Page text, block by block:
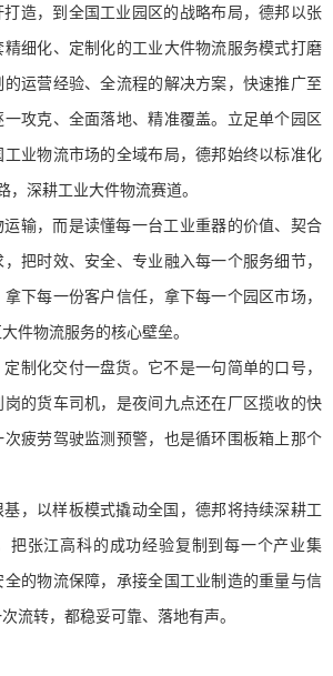
造，到全国工业园区的战略布局，德邦以张
细化、定制化的工业大件物流服务模式打磨
运营经验、全流程的解决方案，快速推广至
攻克、全面落地、精准覆盖。立足单个园区
业物流市场的全域布局，德邦始终以标准化
，深耕工业大件物流赛道。
输，而是读懂每一台工业重器的价值、契合
把时效、安全、专业融入每一个服务细节，
下每一份客户信任，拿下每一个园区市场，
件物流服务的核心壁垒。
制化交付一盘货。它不是一句简单的口号，
的货车司机，是夜间九点还在厂区揽收的快
疲劳驾驶监测预警，也是循环围板箱上那个
，以样板模式撬动全国，德邦将持续深耕工
把张江高科的成功经验复制到每一个产业集
的物流保障，承接全国工业制造的重量与信
流转，都稳妥可靠、落地有声。